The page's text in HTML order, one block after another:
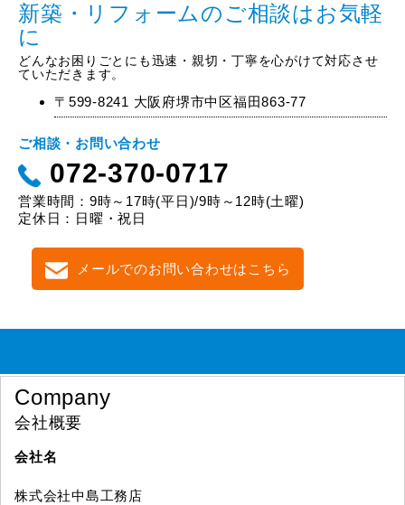
新築・リフォームのご相談はお気軽
に
どんなお困りごとにも迅速・親切・丁寧を心がけて対応させ
ていただきます。
〒599-8241 大阪府堺市中区福田863-77
ご相談・お問い合わせ
072-370-0717
営業時間：9時～17時(平日)/9時～12時(土曜)
定休日：日曜・祝日
メールでのお問い合わせはこちら
Company
会社概要
会社名
株式会社中島工務店